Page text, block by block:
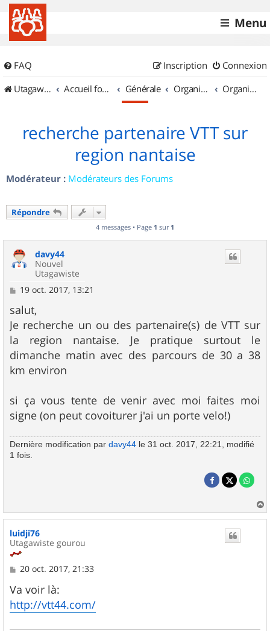
Menu
FAQ Connexion
Inscription
UtagawaVTT (Randos VTT et VTTAE avec traces GPS)
Accueil forum Générale Organisation de sorties & Recherche de partenaires Organisation de sorties en région Pays de la Loire
recherche partenaire VTT sur
region nantaise
Modérateur : Modérateurs des Forums
Répondre
4 messages • Page 1 sur 1
davy44
Nouvel
Utagawiste
M
s
s
a
g
e
19 oct. 2017, 13:21
salut,
Je recherche un ou des partenaire(s) de VTT sur
la region nantaise. Je pratique surtout le
dimanche matin avec des parcours de 30 a 38
km environ
si ça vous tente de venir avec moi faites moi
signe (on peut covoiturer j'ai un porte velo!)
Dernière modification par davy44 le 31 oct. 2017, 22:21, modifié
1 fois.
a
luidji76
Utagawiste gourou
M
s
s
a
g
20 oct. 2017, 21:33
Va voir là:
http://vtt44.com/